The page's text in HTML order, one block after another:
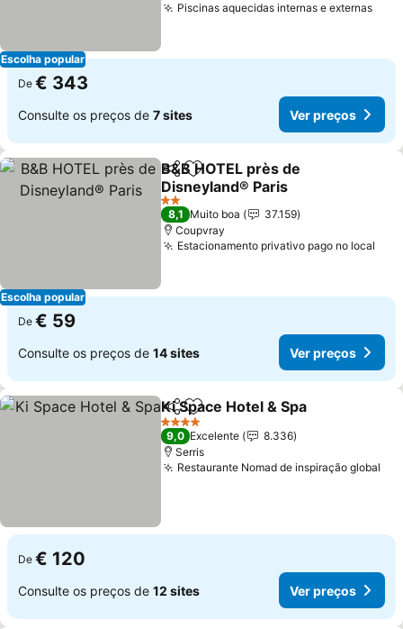
Escolha popular
Piscinas aquecidas internas e externas
De € 343
Consulte os preços de 7 sites Ver preços
Escolha popular
PartilharAdicionar aos favoritos
B&B HOTEL près de
Disneyland® Paris
2 Estrelas
8,1 Muito boa
37.159
Coupvray
Estacionamento privativo pago no local
De € 59
Consulte os preços de 14 sites Ver preços
PartilharAdicionar aos favoritos
Ki Space Hotel & Spa
4 Estrelas
9,0 Excelente
8.336
Serris
Restaurante Nomad de inspiração global
De € 120
Consulte os preços de 12 sites Ver preços